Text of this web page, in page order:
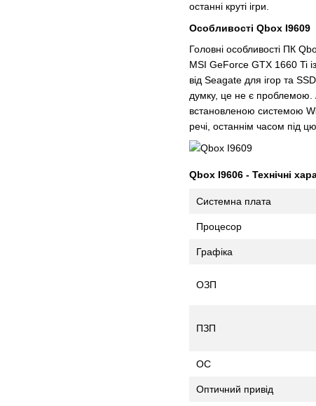
останні круті ігри.
Особливості Qbox I9609
Головні особливості ПК
MSI GeForce GTX 1660 Ti
від Seagate для ігор та
думку, це не є проблемою.
встановленою системою
речі, останнім часом під
Qbox I9606 - Технічні
Системна плата
Процесор
Графіка
ОЗП
ПЗП
ОС
Оптичний привід